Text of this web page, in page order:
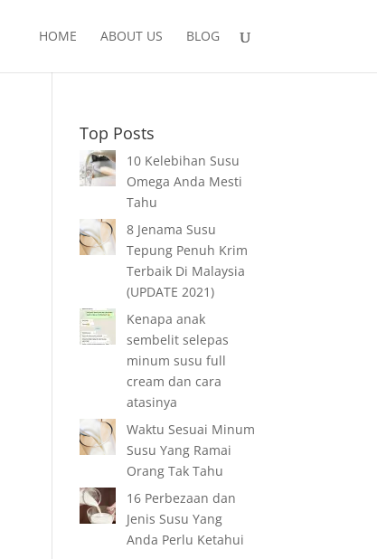
HOME ABOUT US BLOG
Top Posts
10 Kelebihan Susu
Omega Anda Mesti
Tahu
8 Jenama Susu
Tepung Penuh Krim
Terbaik Di Malaysia
(UPDATE 2021)
Kenapa anak
sembelit selepas
minum susu full
cream dan cara
atasinya
Waktu Sesuai Minum
Susu Yang Ramai
Orang Tak Tahu
16 Perbezaan dan
Jenis Susu Yang
Anda Perlu Ketahui